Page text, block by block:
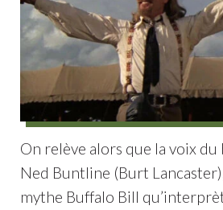
On relève alors que la voix
Ned Buntline (Burt
mythe Buffalo Bill